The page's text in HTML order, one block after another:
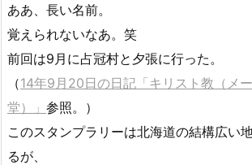
ああ、長い名前。
覚えられないなあ。笑
前回は9月に占冠村と夕張に行った。
（14年9月20日の日記「キリスト教（メ
堂）」 参照。）
このスタンプラリーは北海道の結構広い
るが、